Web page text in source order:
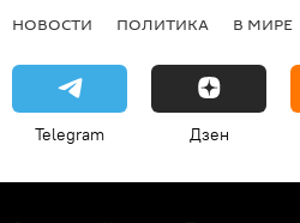
НОВОСТИ ПОЛИТИКА В МИРЕ
Telegram Дзен